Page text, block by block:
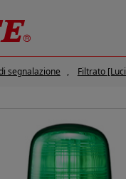
segnalazione Filtrato